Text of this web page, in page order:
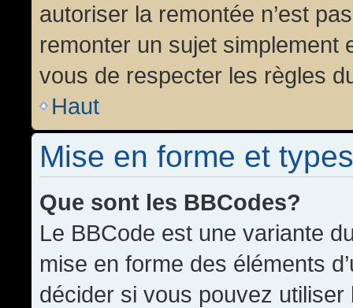
autoriser la remontée n’est
remonter un sujet simplement
vous de respecter les règles
Haut
Mise en forme et
Que sont les BBCodes?
Le BBCode est une variante
mise en forme des éléments
décider si vous pouvez